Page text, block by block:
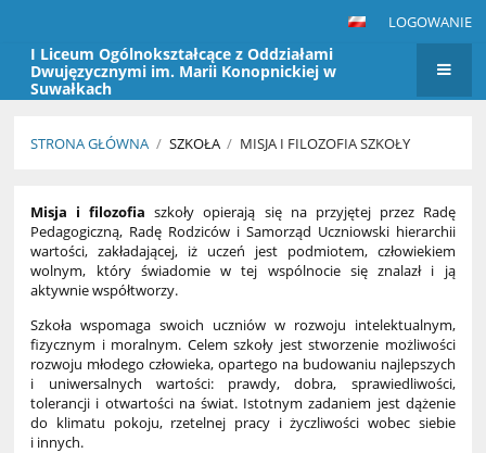
LOGOWANIE
I Liceum Ogólnokształcące z Oddziałami
Dwujęzycznymi im. Marii Konopnickiej w
Suwałkach
STRONA GŁÓWNA / SZKOŁA / MISJA I FILOZOFIA SZKOŁY
Misja
filozofia
szkoły
Misja i filozofia szkoły opierają się na przyjętej przez Radę
Pedagogiczną, Radę Rodziców i Samorząd Uczniowski hierarchii
wartości, zakładającej, iż uczeń jest podmiotem, człowiekiem
wolnym, który świadomie w tej wspólnocie się znalazł i ją
aktywnie współtworzy.
Szkoła wspomaga swoich uczniów w rozwoju intelektualnym,
fizycznym i moralnym. Celem szkoły jest stworzenie możliwości
rozwoju młodego człowieka, opartego na budowaniu najlepszych
i uniwersalnych wartości: prawdy, dobra, sprawiedliwości,
tolerancji i otwartości na świat. Istotnym zadaniem jest dążenie
do klimatu pokoju, rzetelnej pracy i życzliwości wobec siebie
i innych.